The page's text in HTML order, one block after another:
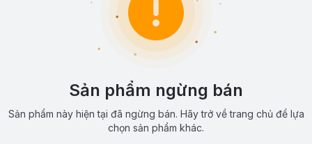
Sản phẩm ngừng bán
Sản phẩm này hiện tại đã ngừng bán. Hãy trở về trang chủ để lựa
chọn sản phẩm khác.